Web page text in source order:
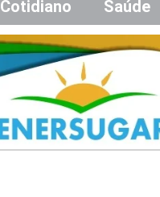
Cotidiano Saúde